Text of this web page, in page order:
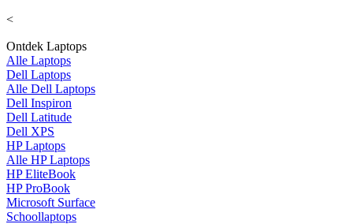
<
Ontdek Laptops
Alle Laptops
Dell Laptops
Alle Dell Laptops
Dell Inspiron
Dell Latitude
Dell XPS
HP Laptops
Alle HP Laptops
HP EliteBook
HP ProBook
Microsoft Surface
Schoollaptops